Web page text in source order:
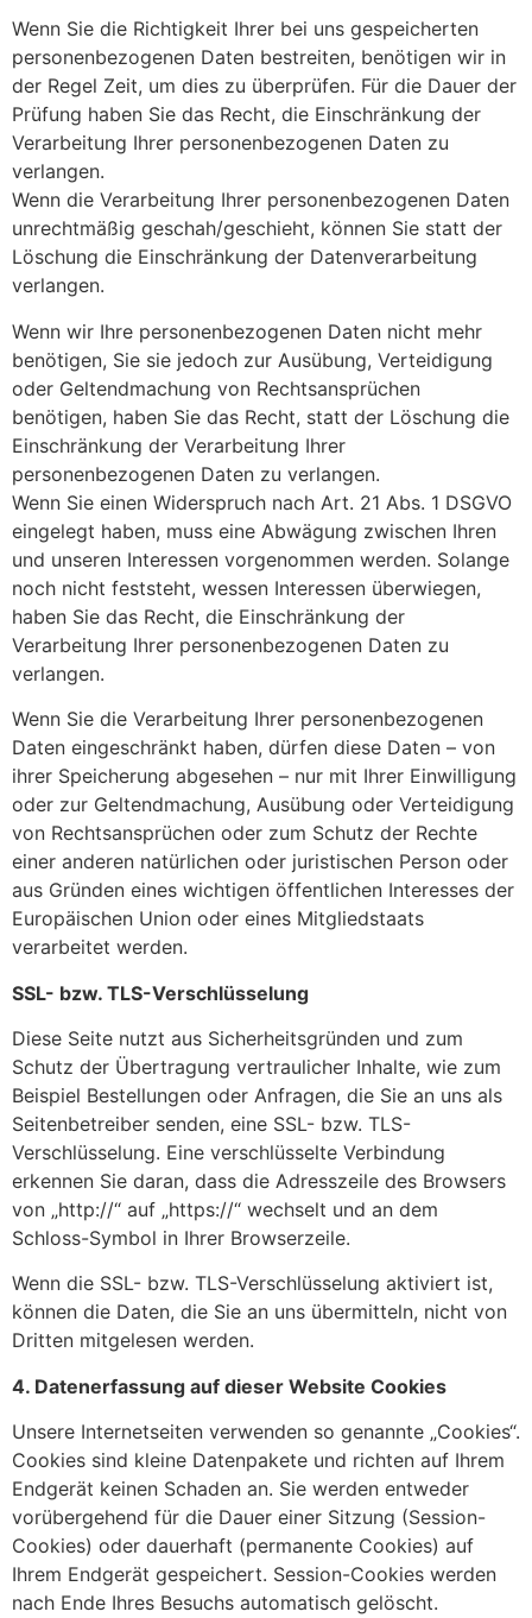
Wenn Sie die Richtigkeit Ihrer bei uns gespeicherten
personenbezogenen Daten bestreiten, benötigen wir in
der Regel Zeit, um dies zu überprüfen. Für die Dauer der
Prüfung haben Sie das Recht, die Einschränkung der
Verarbeitung Ihrer personenbezogenen Daten zu
verlangen.
Wenn die Verarbeitung Ihrer personenbezogenen Daten
unrechtmäßig geschah/geschieht, können Sie statt der
Löschung die Einschränkung der Datenverarbeitung
verlangen.
Wenn wir Ihre personenbezogenen Daten nicht mehr
benötigen, Sie sie jedoch zur Ausübung, Verteidigung
oder Geltendmachung von Rechtsansprüchen
benötigen, haben Sie das Recht, statt der Löschung die
Einschränkung der Verarbeitung Ihrer
personenbezogenen Daten zu verlangen.
Wenn Sie einen Widerspruch nach Art. 21 Abs. 1 DSGVO
eingelegt haben, muss eine Abwägung zwischen Ihren
und unseren Interessen vorgenommen werden. Solange
noch nicht feststeht, wessen Interessen überwiegen,
haben Sie das Recht, die Einschränkung der
Verarbeitung Ihrer personenbezogenen Daten zu
verlangen.
Wenn Sie die Verarbeitung Ihrer personenbezogenen
Daten eingeschränkt haben, dürfen diese Daten – von
ihrer Speicherung abgesehen – nur mit Ihrer Einwilligung
oder zur Geltendmachung, Ausübung oder Verteidigung
von Rechtsansprüchen oder zum Schutz der Rechte
einer anderen natürlichen oder juristischen Person oder
aus Gründen eines wichtigen öffentlichen Interesses der
Europäischen Union oder eines Mitgliedstaats
verarbeitet werden.
SSL- bzw. TLS-Verschlüsselung
Diese Seite nutzt aus Sicherheitsgründen und zum
Schutz der Übertragung vertraulicher Inhalte, wie zum
Beispiel Bestellungen oder Anfragen, die Sie an uns als
Seitenbetreiber senden, eine SSL- bzw. TLS-
Verschlüsselung. Eine verschlüsselte Verbindung
erkennen Sie daran, dass die Adresszeile des Browsers
von „http://“ auf „https://“ wechselt und an dem
Schloss-Symbol in Ihrer Browserzeile.
Wenn die SSL- bzw. TLS-Verschlüsselung aktiviert ist,
können die Daten, die Sie an uns übermitteln, nicht von
Dritten mitgelesen werden.
4. Datenerfassung auf dieser Website Cookies
Unsere Internetseiten verwenden so genannte „Cookies“.
Cookies sind kleine Datenpakete und richten auf Ihrem
Endgerät keinen Schaden an. Sie werden entweder
vorübergehend für die Dauer einer Sitzung (Session-
Cookies) oder dauerhaft (permanente Cookies) auf
Ihrem Endgerät gespeichert. Session-Cookies werden
nach Ende Ihres Besuchs automatisch gelöscht.